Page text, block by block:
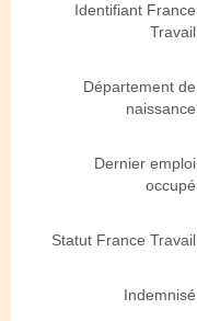
Identifiant France
Travail
Département de
naissance
Dernier emploi
occupé
Statut France Travail
Indemnisé